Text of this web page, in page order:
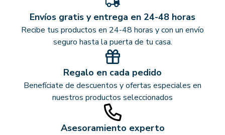
Envíos gratis y entrega en 24-48 horas
Recibe tus productos en 24-48 horas y con un envío
seguro hasta la puerta de tu casa.
Regalo en cada pedido
Benefíciate de descuentos y ofertas especiales en
nuestros productos seleccionados
Asesoramiento experto